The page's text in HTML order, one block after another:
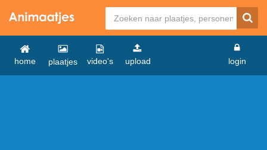
home plaatjes video's upload login